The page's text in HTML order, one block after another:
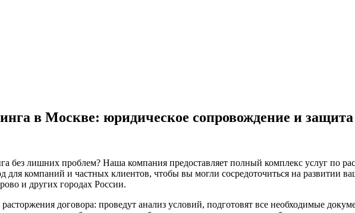
в Москве: юридическое сопровождение и
без лишних проблем? Наша компания предоставляет полный комплекс услуг по
компаний и частных клиентов, чтобы вы могли сосредоточиться на развитии
и других городах России.
договора: проведут анализ условий, подготовят все необходимые